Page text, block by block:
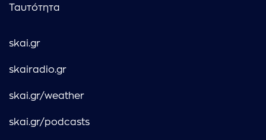
Ταυτότητα
skai.gr
skairadio.gr
skai.gr/weather
skai.gr/podcasts